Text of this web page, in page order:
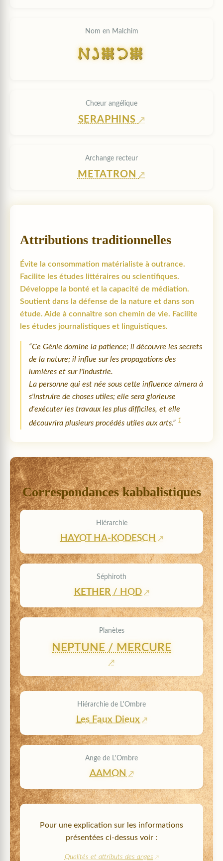
Nom en Malchim
HYAKA
Chœur angélique
SERAPHINS
Archange recteur
METATRON
Attributions traditionnelles
Évite la consommation matérialiste à outrance.
Facilite les études littéraires ou scientifiques.
Développe la bonté et la capacité de médiation.
Soutient dans la défense de la nature et dans son
étude. Aide à connaître son chemin de vie. Facilite
les études journalistiques et linguistiques.
“Ce Génie domine la patience; il découvre les secrets
de la nature; il influe sur les propagations des
lumières et sur l'industrie.
La personne qui est née sous cette influence aimera à
s'instruire de choses utiles; elle sera glorieuse
d'exécuter les travaux les plus difficiles, et elle
découvrira plusieurs procédés utiles aux arts.” 1
Correspondances kabbalistiques
Hiérarchie
HAYOT HA-KODESCH
Séphiroth
KETHER/ HOD
Planètes
NEPTUNE / MERCURE
Hiérarchie de L'Ombre
Les Faux Dieux
Ange de L'Ombre
AAMON
Pour une explication sur les informations
présentées ci-dessus voir :
Qualités et attributs des anges